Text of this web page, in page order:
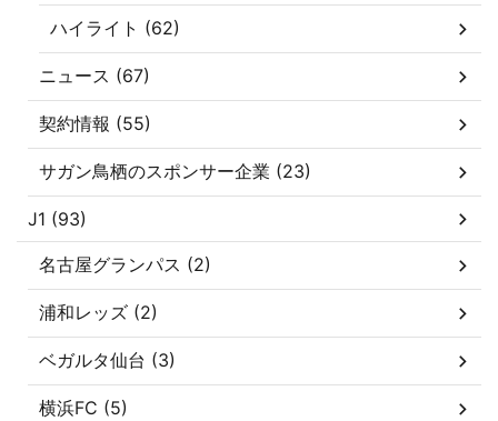
ハイライト (62)
ニュース (67)
契約情報 (55)
サガン鳥栖のスポンサー企業 (23)
J1 (93)
名古屋グランパス (2)
浦和レッズ (2)
ベガルタ仙台 (3)
横浜FC (5)